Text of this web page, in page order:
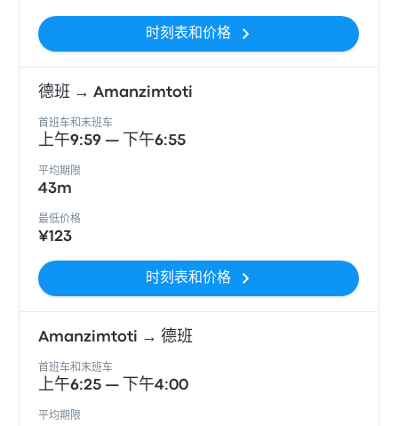
时刻表和价格
德班 → Amanzimtoti
首班车和末班车
上午9:59 — 下午6:55
平均期限
43m
最低价格
¥123
时刻表和价格
Amanzimtoti → 德班
首班车和末班车
上午6:25 — 下午4:00
平均期限